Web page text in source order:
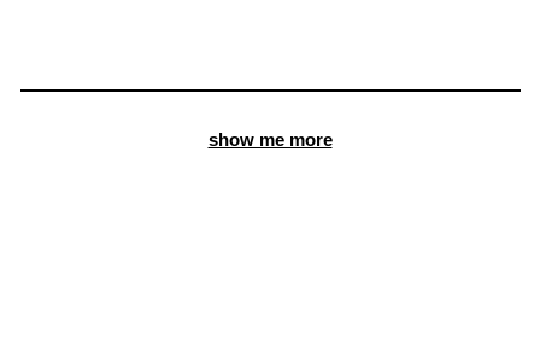
show me more